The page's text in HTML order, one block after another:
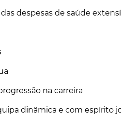
despesas de saúde
na carreira
dinâmica e com espírito